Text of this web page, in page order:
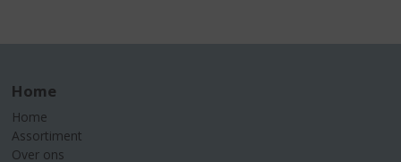
Home
Home
Assortiment
Over ons